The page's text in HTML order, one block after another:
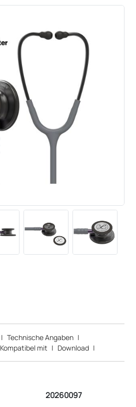
| Technische Angaben |
Kompatibel mit | Download |
20260097